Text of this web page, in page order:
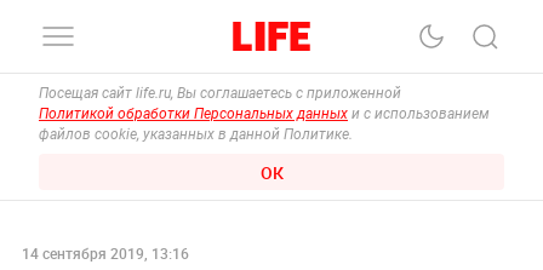
Посещая сайт life.ru, Вы соглашаетесь с приложенной
Политикой обработки Персональных данных и с использованием
файлов cookie, указанных в данной Политике.
ОК
14 сентября 2019, 13:16